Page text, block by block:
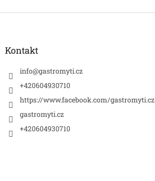
Z
Kontakt
info@gastromyti.cz
+420604930710
https://www.facebook.com/gastromyti.cz
gastromyti.cz
+420604930710